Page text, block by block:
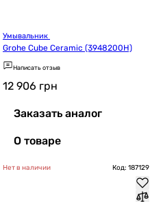
Grohe Cube Ceramic (3948200H)
Написать отзыв
12 906 грн
Заказать аналог
О товаре
Нет в наличии Код: 187129